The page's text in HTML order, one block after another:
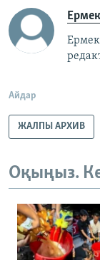
Ермек
Айдар
ЖАЛПЫ АРХИВ
Оқыңыз.